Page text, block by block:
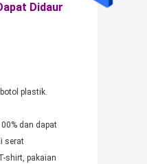
Didaur
plastik.
dan dapat
serat
shirt, pakaian